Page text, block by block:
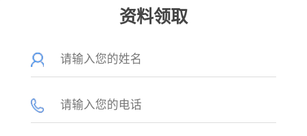
资料领取